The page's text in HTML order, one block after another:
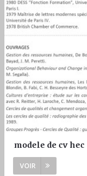
modele de cv hec
VOIR